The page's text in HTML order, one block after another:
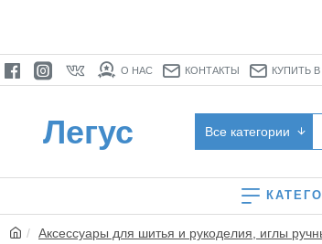
О НАС КОНТАКТЫ КУПИТЬ
Легус Все категории
Аксессуары для шитья и рукоделия, иглы